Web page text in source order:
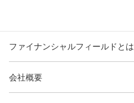
ファイナンシャルフィールドとは
会社概要